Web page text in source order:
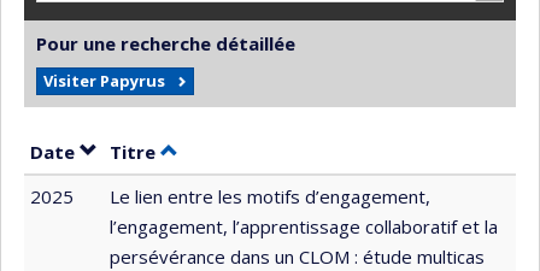
Pour une recherche détaillée
Visiter Papyrus
Date Trier par date en ordre décroissant
Titre Trier par titre en ordre décroissant
2025
Le lien entre les motifs d’engagement,
l’engagement, l’apprentissage collaboratif et la
persévérance dans un CLOM : étude multicas